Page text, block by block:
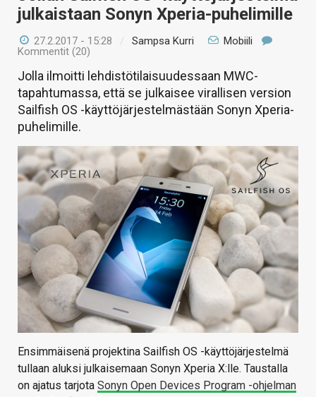
julkaistaan Sonyn Xperia-puhelimille
27.2.2017 - 15:28 / Sampsa Kurri
Mobiili
Kommentit (20)
Jolla ilmoitti lehdistötilaisuudessaan MWC-
tapahtumassa, että se julkaisee virallisen version
Sailfish OS -käyttöjärjestelmästään Sonyn Xperia-
puhelimille.
Ensimmäisenä projektina Sailfish OS -käyttöjärjestelmä
tullaan aluksi julkaisemaan Sonyn Xperia X:lle. Taustalla
on ajatus tarjota Sonyn Open Devices Program -ohjelman